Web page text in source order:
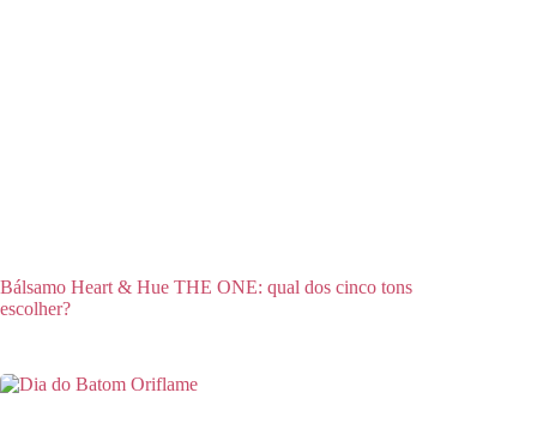
Bálsamo Heart & Hue THE ONE: qual dos cinco tons
escolher?